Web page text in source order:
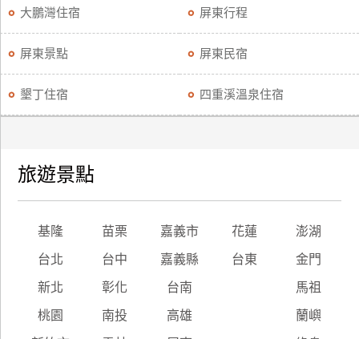
商
品
宣
傳
大鵬灣住宿 屏東行程
屏東景點 屏東民宿
墾丁住宿 四重溪溫泉住宿
旅遊景點
基隆 苗栗 嘉義市 花蓮 澎湖
台北 台中 嘉義縣 台東 金門
新北 彰化 台南 馬祖
桃園 南投 高雄 蘭嶼